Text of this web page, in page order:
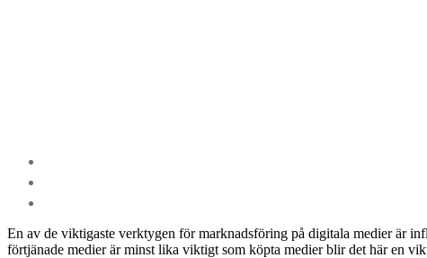
En av de viktigaste verktygen för marknadsföring på digitala medier är
förtjänade medier är minst lika viktigt som köpta medier blir det här en